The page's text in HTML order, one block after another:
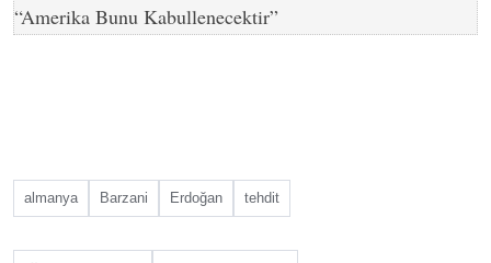
“Amerika Bunu Kabullenecektir”
almanya Barzani Erdoğan tehdit